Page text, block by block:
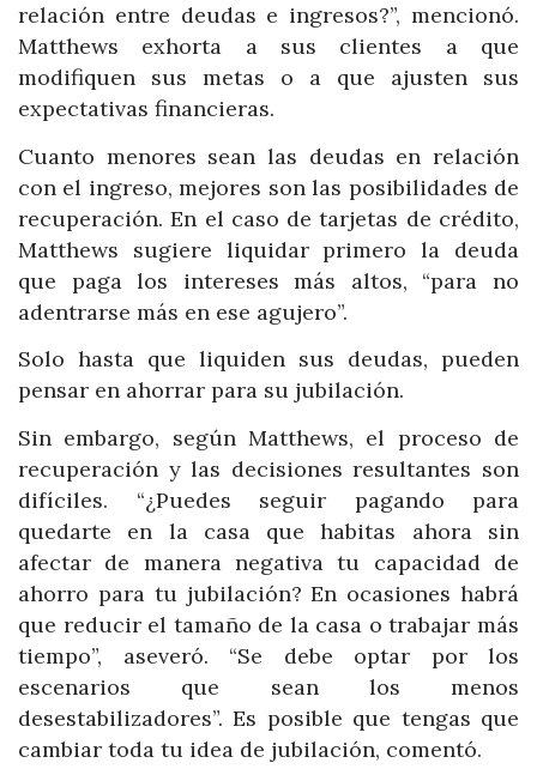
relación entre deudas e ingresos?”, mencionó.
Matthews exhorta a sus clientes a que
modifiquen sus metas o a que ajusten sus
expectativas financieras.
Cuanto menores sean las deudas en relación
con el ingreso, mejores son las posibilidades de
recuperación. En el caso de tarjetas de crédito,
Matthews sugiere liquidar primero la deuda
que paga los intereses más altos, “para no
adentrarse más en ese agujero”.
Solo hasta que liquiden sus deudas, pueden
pensar en ahorrar para su jubilación.
Sin embargo, según Matthews, el proceso de
recuperación y las decisiones resultantes son
difíciles. “¿Puedes seguir pagando para
quedarte en la casa que habitas ahora sin
afectar de manera negativa tu capacidad de
ahorro para tu jubilación? En ocasiones habrá
que reducir el tamaño de la casa o trabajar más
tiempo”, aseveró. “Se debe optar por los
escenarios que sean los menos
desestabilizadores”. Es posible que tengas que
cambiar toda tu idea de jubilación, comentó.